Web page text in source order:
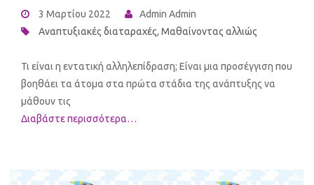
3 Μαρτίου 2022
Admin Admin
Αναπτυξιακές διαταραχές, Μαθαίνοντας αλλιώς
Τι είναι η εντατική αλληλεπίδραση; Είναι μια προσέγγιση που
βοηθάει τα άτομα στα πρώτα στάδια της ανάπτυξης να
μάθουν τις
Διαβάστε περισσότερα…